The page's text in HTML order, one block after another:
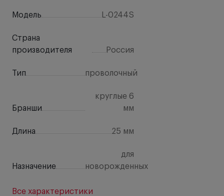
Модель L-0244S
Страна
производителя
Россия
Тип проволочный
Бранши
круглые 6
мм
Длина 25 мм
Назначение
для
новорожденных
Все характеристики